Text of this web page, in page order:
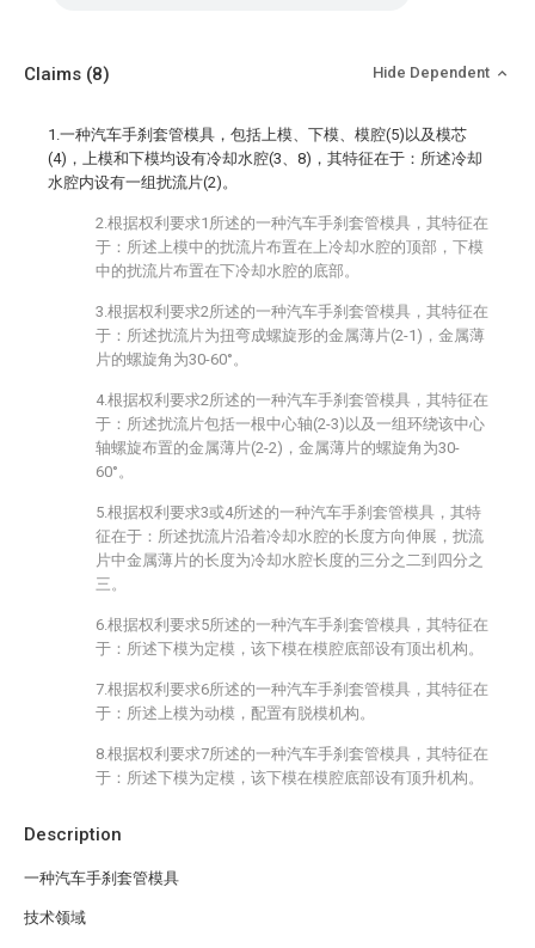
Description
一种汽车手刹套管模具
技术领域
Claims (8) Hide Dependent
1.一种汽车手刹套管模具，包括上模、下模、模腔(5)以及模芯
(4)，上模和下模均设有冷却水腔(3、8)，其特征在于：所述冷却
水腔内设有一组扰流片(2)。
2.根据权利要求1所述的一种汽车手刹套管模具，其特征在
于：所述上模中的扰流片布置在上冷却水腔的顶部，下模
中的扰流片布置在下冷却水腔的底部。
3.根据权利要求2所述的一种汽车手刹套管模具，其特征在
于：所述扰流片为扭弯成螺旋形的金属薄片(2-1)，金属薄
片的螺旋角为30-60°。
4.根据权利要求2所述的一种汽车手刹套管模具，其特征在
于：所述扰流片包括一根中心轴(2-3)以及一组环绕该中心
轴螺旋布置的金属薄片(2-2)，金属薄片的螺旋角为30-
60°。
5.根据权利要求3或4所述的一种汽车手刹套管模具，其特
征在于：所述扰流片沿着冷却水腔的长度方向伸展，扰流
片中金属薄片的长度为冷却水腔长度的三分之二到四分之
三。
6.根据权利要求5所述的一种汽车手刹套管模具，其特征在
于：所述下模为定模，该下模在模腔底部设有顶出机构。
7.根据权利要求6所述的一种汽车手刹套管模具，其特征在
于：所述上模为动模，配置有脱模机构。
8.根据权利要求7所述的一种汽车手刹套管模具，其特征在
于：所述下模为定模，该下模在模腔底部设有顶升机构。